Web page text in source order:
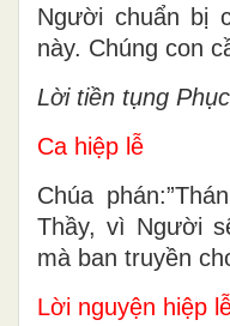
Người chuẩn bị
này. Chúng con
Lời tiền tụng
Ca hiệp lễ
Chúa
Thầy, vì Người
mà ban truyền
Lời nguyện hiệp